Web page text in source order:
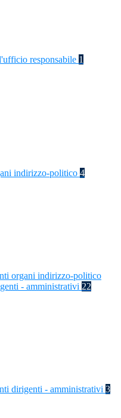
responsabile 1
indirizzo-politico 4
organi indirizzo-politico
- amministrativi 22
dirigenti - amministrativi 3